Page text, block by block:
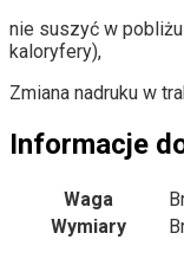
nie suszyć w
kaloryfery),
Zmiana nadruku w
Informacje
Waga
Wymiary